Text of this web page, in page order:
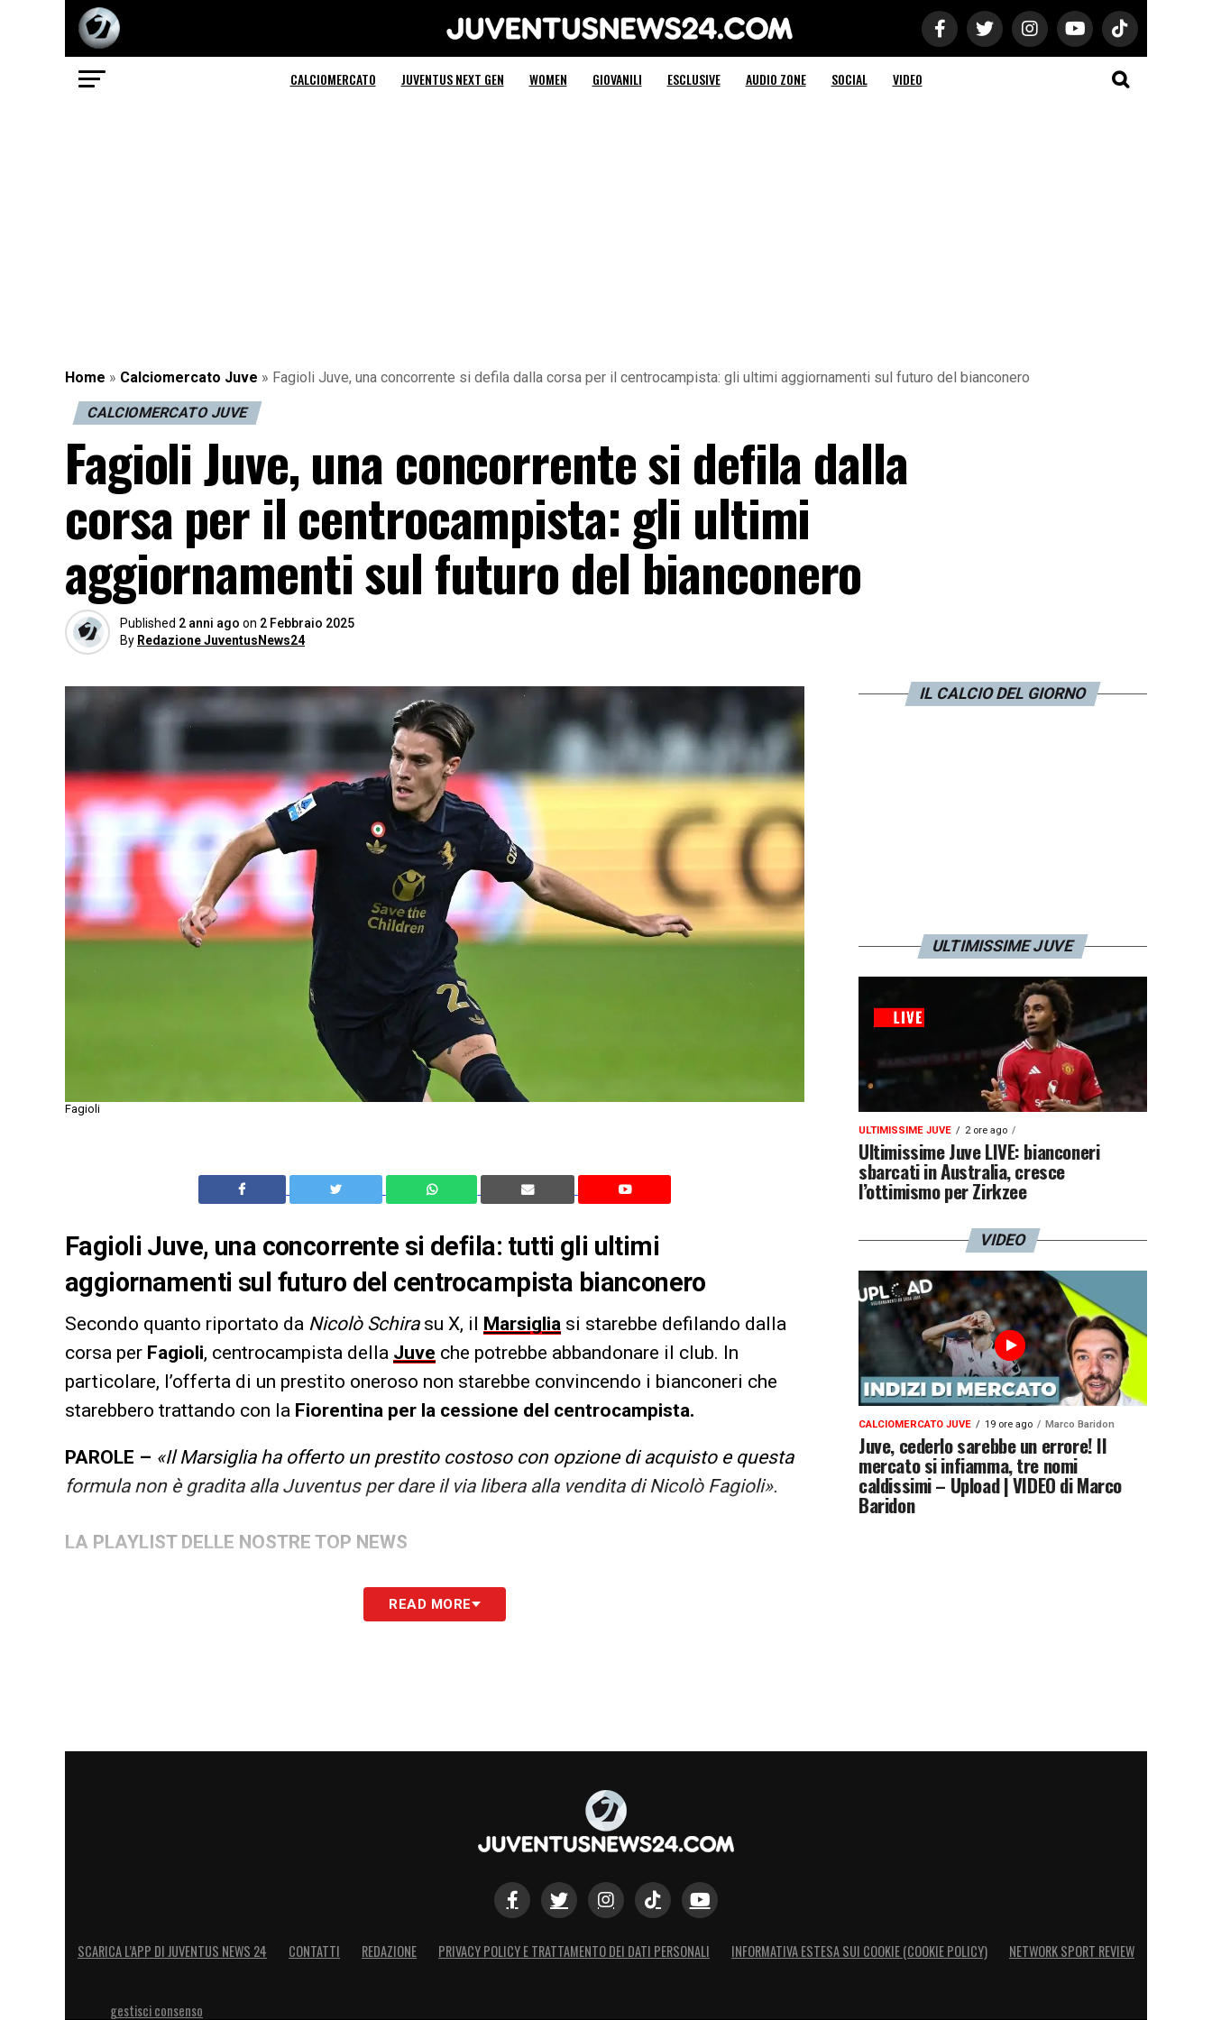
Juventus News 24
CALCIOMERCATO JUVENTUS NEXT GEN WOMEN GIOVANILI ESCLUSIVE AUDIO ZONE SOCIAL VIDEO
Home » Calciomercato Juve » Fagioli Juve, una concorrente si defila dalla corsa per il centrocampista: gli ultimi aggiornamenti sul futuro del bianconero
CALCIOMERCATO JUVE
Fagioli Juve, una concorrente si defila dalla
corsa per il centrocampista: gli ultimi
aggiornamenti sul futuro del bianconero
Published 2 anni ago on 2 Febbraio 2025
By Redazione JuventusNews24
Fagioli
Fagioli Juve, una concorrente si defila: tutti gli ultimi
aggiornamenti sul futuro del centrocampista bianconero
Secondo quanto riportato da Nicolò Schirasu X, il Marsiglia si starebbe defilando dalla
corsa per Fagioli, centrocampista della Juve che potrebbe abbandonare il club. In
particolare, l’offerta di un prestito oneroso non starebbe convincendo i bianconeri che
starebbero trattando con la Fiorentina per la cessione del centrocampista.
PAROLE – «Il Marsiglia ha offerto un prestito costoso con opzione di acquisto e questa
formula non è gradita alla Juventus per dare il via libera alla vendita di Nicolò Fagioli».
LA PLAYLIST DELLE NOSTRE TOP NEWS
READ MORE
IL CALCIO DEL GIORNO
ULTIMISSIME JUVE
ULTIMISSIME JUVE 2 ore ago
Ultimissime Juve LIVE: bianconeri
sbarcati in Australia, cresce
l’ottimismo per Zirkzee
VIDEO
CALCIOMERCATO JUVE 19 ore ago Marco Baridon
Juve, cederlo sarebbe un errore! Il
mercato si infiamma, tre nomi
caldissimi – Upload | VIDEO di Marco
Baridon
SCARICA L’APP DI JUVENTUS NEWS 24 CONTATTI REDAZIONE PRIVACY POLICY E TRATTAMENTO DEI DATI PERSONALI INFORMATIVA ESTESA SUI COOKIE (COOKIE POLICY) NETWORK SPORT REVIEW
gestisci consenso